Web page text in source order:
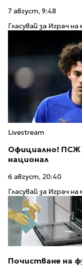
7 август, 9:48
Гласувай за Играч
Livestream
Официално! ПСЖ
национал
6 август, 20:40
Гласувай за Играч
Почистване на